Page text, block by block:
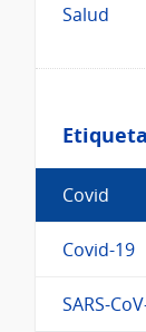
Salud
Covid
Covid-19
SARS-